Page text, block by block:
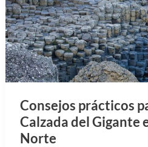
Consejos prácticos
Calzada del Gigante
Norte